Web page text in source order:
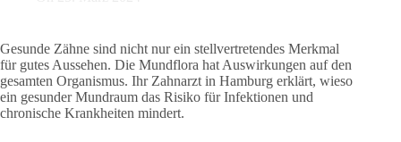
Gesunde Zähne sind nicht nur ein stellvertretendes Merkmal
für gutes Aussehen. Die Mundflora hat Auswirkungen auf den
gesamten Organismus. Ihr Zahnarzt in Hamburg erklärt, wieso
ein gesunder Mundraum das Risiko für Infektionen und
chronische Krankheiten mindert.